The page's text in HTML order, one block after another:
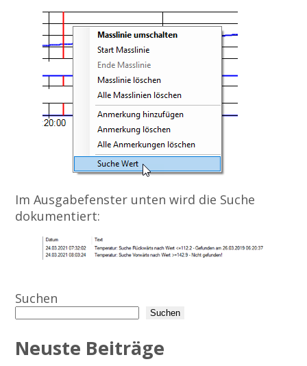
Im Ausgabefenster unten wird die Suche
dokumentiert:
Suchen
Suchen
Neuste Beiträge